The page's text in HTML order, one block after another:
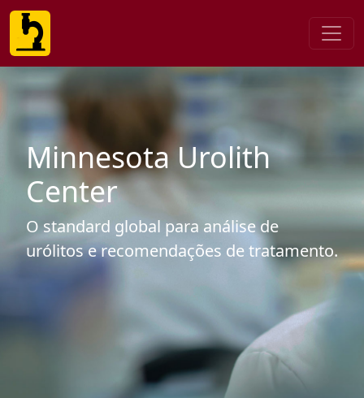
Minnesota Urolith
Center
O standard global para análise de
urólitos e recomendações de tratamento.